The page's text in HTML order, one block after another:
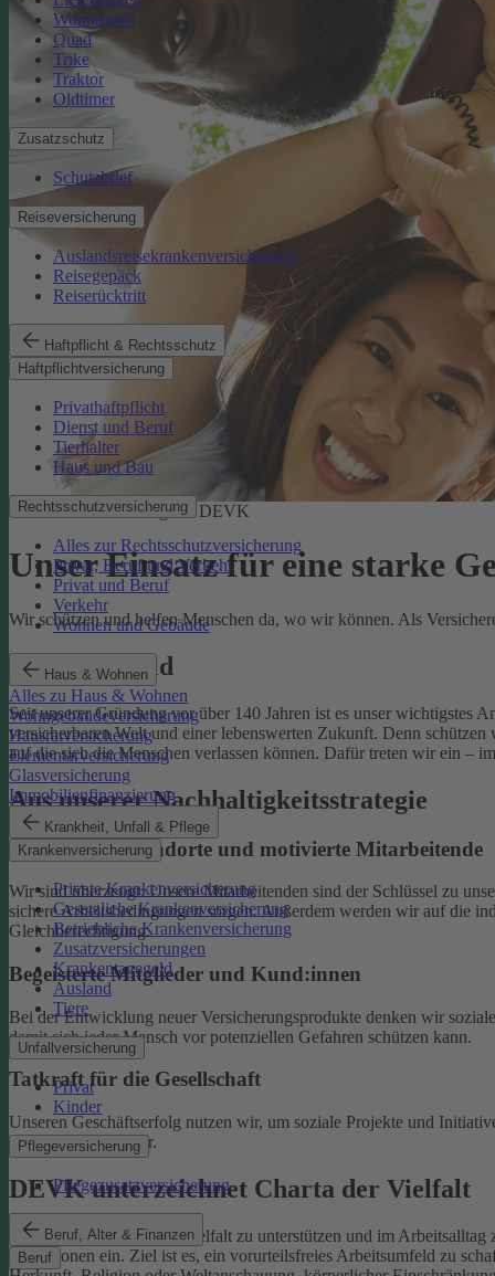
Wohnmobil
Quad
Trike
Traktor
Oldtimer
Zusatzschutz
Schutzbrief
Reiseversicherung
Auslandsreisekrankenversicherung
Reisegepäck
Reiserücktritt
Haftpflicht & Rechtsschutz
Haftpflichtversicherung
Privathaftpflicht
Dienst und Beruf
Tierhalter
Haus und Bau
Rechtsschutzversicherung
Alles zur Rechtsschutzversicherung
Privat, Beruf und Verkehr
Privat und Beruf
Verkehr
Wohnen und Gebäude
Haus & Wohnen
Alles zu Haus & Wohnen
Wohngebäudeversicherung
Hausratversicherung
Elementarversicherung
Glasversicherung
Immobilienfinanzierung
Krankheit, Unfall & Pflege
Krankenversicherung
Private Krankenversicherung
Gesetzliche Krankenversicherung
Betriebliche Krankenversicherung
Zusatzversicherungen
Krankentagegeld
Ausland
Tiere
Unfallversicherung
Privat
Kinder
Pflegeversicherung
Pflegezusatzversicherung
Beruf, Alter & Finanzen
Beruf
Soziale Verantwortung der DEVK
Unser Einsatz für eine starke
Wir schützen und helfen Menschen da, wo wir können. Als
Unser Leitbild
Seit unserer Gründung vor über 140 Jahren ist es unser wichtigstes
versicherbaren Welt und einer lebenswerten Zukunft. Denn
auf die sich die Menschen verlassen können. Dafür treten wir ein –
Aus unserer Nachhaltigkeitsstrategie
Nachhaltige Standorte und motivierte Mitarbeitende
Wir sind überzeugt: Unsere Mitarbeitenden sind der Schlüssel zu
sichere Arbeitsbedingungen sorgen.Außerdem werden wir auf die
Gleichberechtigung.
Begeisterte Mitglieder und Kund:innen
Bei der Entwicklung neuer Versicherungsprodukte denken wir
damit sich jeder Mensch vor potenziellen Gefahren schützen kann.
Tatkraft für die Gesellschaft
Unseren Geschäftserfolg nutzen wir, um soziale Projekte und
Familien und Kinder.
DEVK unterzeichnet Charta der Vielfalt
Als Selbstverpflichtung, Vielfalt zu unterstützen und im
Institutionen ein. Ziel ist es, ein vorurteilsfreies Arbeitsumfeld zu